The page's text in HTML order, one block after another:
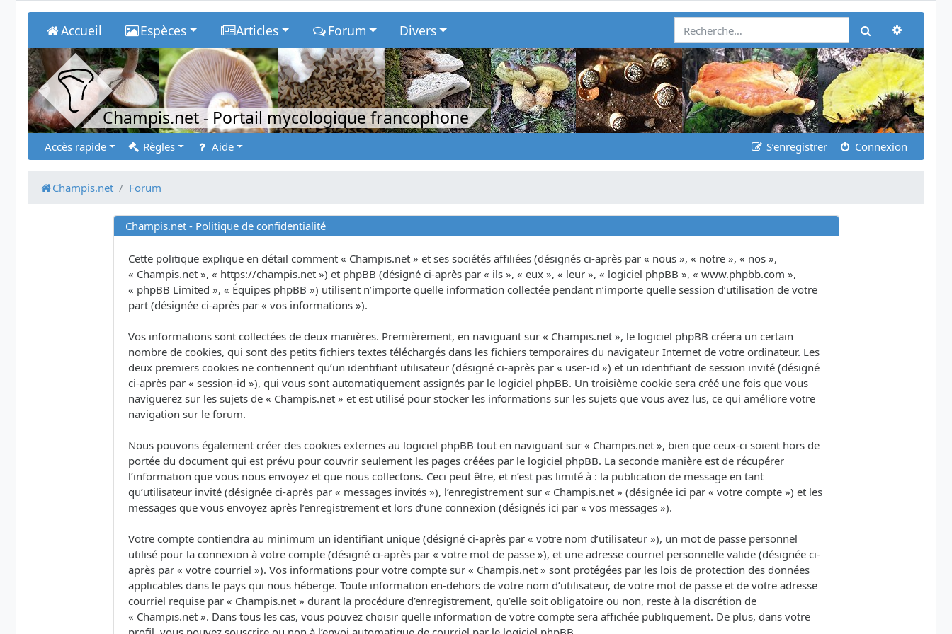
Accueil Espèces Articles Forum Divers Rechercher
Champis.net- Portail mycologique francophone
Accès rapide Règles Aide S’enregistrer Connexion
Champis.net Forum
Champis.net - Politique de confidentialité
Cette politique explique en détail comment « Champis.net » et ses sociétés affiliées (désignés ci-après par « nous », « notre », « nos »,
« Champis.net », « https://champis.net ») et phpBB (désigné ci-après par « ils », « eux », « leur », « logiciel phpBB », « www.phpbb.com »,
« phpBB Limited », « Équipes phpBB ») utilisent n’importe quelle information collectée pendant n’importe quelle session d’utilisation de votre
part (désignée ci-après par « vos informations »).
Vos informations sont collectées de deux manières. Premièrement, en naviguant sur « Champis.net », le logiciel phpBB créera un certain
nombre de cookies, qui sont des petits fichiers textes téléchargés dans les fichiers temporaires du navigateur Internet de votre ordinateur. Les
deux premiers cookies ne contiennent qu’un identifiant utilisateur (désigné ci-après par « user-id ») et un identifiant de session invité (désigné
ci-après par « session-id »), qui vous sont automatiquement assignés par le logiciel phpBB. Un troisième cookie sera créé une fois que vous
naviguerez sur les sujets de « Champis.net » et est utilisé pour stocker les informations sur les sujets que vous avez lus, ce qui améliore votre
navigation sur le forum.
Nous pouvons également créer des cookies externes au logiciel phpBB tout en naviguant sur « Champis.net », bien que ceux-ci soient hors de
portée du document qui est prévu pour couvrir seulement les pages créées par le logiciel phpBB. La seconde manière est de récupérer
l’information que vous nous envoyez et que nous collectons. Ceci peut être, et n’est pas limité à : la publication de message en tant
qu’utilisateur invité (désignée ci-après par « messages invités »), l’enregistrement sur « Champis.net » (désignée ici par « votre compte ») et les
messages que vous envoyez après l’enregistrement et lors d’une connexion (désignés ici par « vos messages »).
Votre compte contiendra au minimum un identifiant unique (désigné ci-après par « votre nom d’utilisateur »), un mot de passe personnel
utilisé pour la connexion à votre compte (désigné ci-après par « votre mot de passe »), et une adresse courriel personnelle valide (désignée ci-
après par « votre courriel »). Vos informations pour votre compte sur « Champis.net » sont protégées par les lois de protection des données
applicables dans le pays qui nous héberge. Toute information en-dehors de votre nom d’utilisateur, de votre mot de passe et de votre adresse
courriel requise par « Champis.net » durant la procédure d’enregistrement, qu’elle soit obligatoire ou non, reste à la discrétion de
« Champis.net ». Dans tous les cas, vous pouvez choisir quelle information de votre compte sera affichée publiquement. De plus, dans votre